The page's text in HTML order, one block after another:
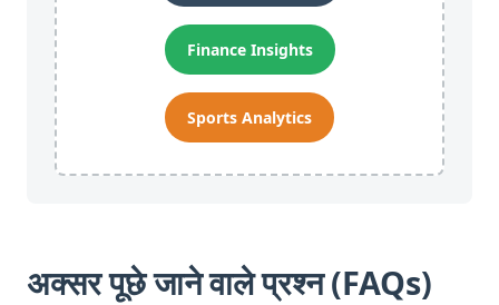
Finance Insights
Sports Analytics
अक्सर पूछे जाने वाले प्रश्न (FAQs)